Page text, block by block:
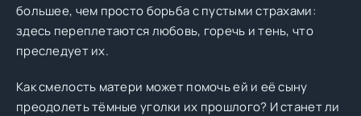
большее, чем просто борьба с пустыми страхами:
здесь переплетаются любовь, горечь и тень, что
преследует их.
Как смелость матери может помочь ей и её сыну
преодолеть тёмные уголки их прошлого? И станет ли